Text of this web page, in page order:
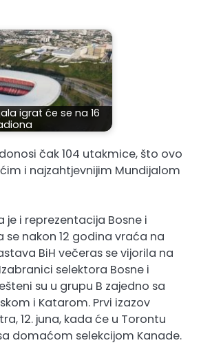
igrat će se na 16
čak 104 utakmice, što ovo
i najzahtjevnijim Mundijalom
je i reprezentacija Bosne i
se nakon 12 godina vraća na
BiH večeras se vijorila na
selektora Bosne i
su u grupu B zajedno sa
i Katarom. Prvi izazov
12. juna, kada će u Torontu
domaćom selekcijom Kanade.